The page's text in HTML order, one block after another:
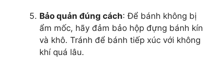
Bảo quản đúng cách: Để bánh không bị
ẩm mốc, hãy đảm bảo hộp đựng bánh kín
và khô. Tránh để bánh tiếp xúc với không
khí quá lâu.